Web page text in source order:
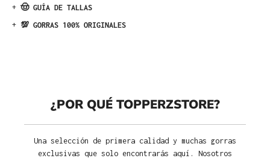
+ 🤠 GUÍA DE TALLAS
+ 💯 GORRAS 100% ORIGINALES
¿POR QUÉ TOPPERZSTORE?
Una selección de primera calidad y muchas gorras
exclusivas que solo encontrarás aquí. Nosotros